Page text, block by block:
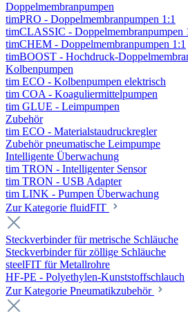
Doppelmembranpumpen
timPRO - Doppelmembranpumpen 1:1
timCLASSIC - Doppelmembranpumpen
timCHEM - Doppelmembranpumpen 1:1
timBOOST - Hochdruck-
Kolbenpumpen
tim ECO - Kolbenpumpen elektrisch
tim COA - Koaguliermittelpumpen
tim GLUE - Leimpumpen
Zubehör
tim ECO - Materialstaudruckregler
Zubehör pneumatische Leimpumpe
Intelligente Überwachung
tim TRON - Intelligenter Sensor
tim TRON - USB Adapter
tim LINK - Pumpen Überwachung
Zur Kategorie fluidFIT
Steckverbinder für metrische Schläuche
Steckverbinder für zöllige Schläuche
steelFIT für Metallrohre
HF-PE - Polyethylen-Kunststoffschlauch
Zur Kategorie Pneumatikzubehör